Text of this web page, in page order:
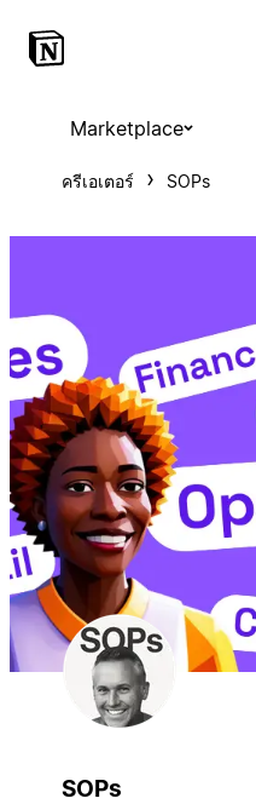
Marketplace
ครีเอเตอร์ SOPs
SOPs